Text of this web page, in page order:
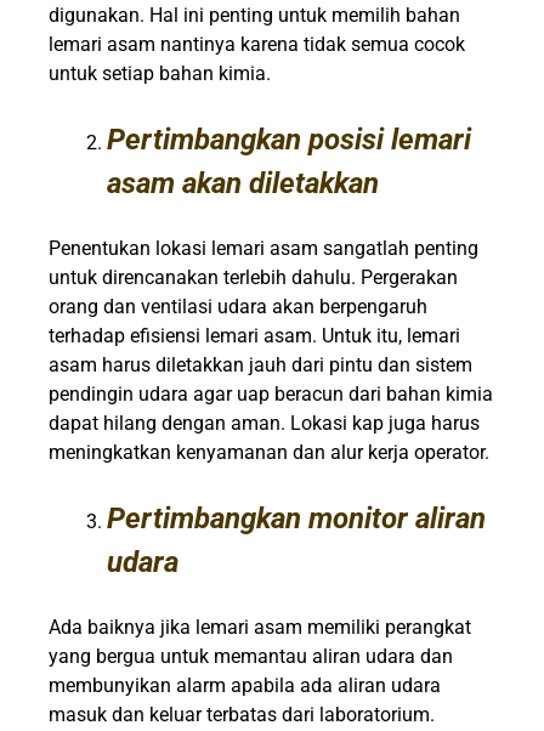
digunakan. Hal ini penting untuk memilih bahan
lemari asam nantinya karena tidak semua cocok
untuk setiap bahan kimia.
Pertimbangkan posisi lemari
asam akan diletakkan
Penentukan lokasi lemari asam sangatlah penting
untuk direncanakan terlebih dahulu. Pergerakan
orang dan ventilasi udara akan berpengaruh
terhadap efisiensi lemari asam. Untuk itu, lemari
asam harus diletakkan jauh dari pintu dan sistem
pendingin udara agar uap beracun dari bahan kimia
dapat hilang dengan aman. Lokasi kap juga harus
meningkatkan kenyamanan dan alur kerja operator.
Pertimbangkan monitor aliran
udara
Ada baiknya jika lemari asam memiliki perangkat
yang bergua untuk memantau aliran udara dan
membunyikan alarm apabila ada aliran udara
masuk dan keluar terbatas dari laboratorium.